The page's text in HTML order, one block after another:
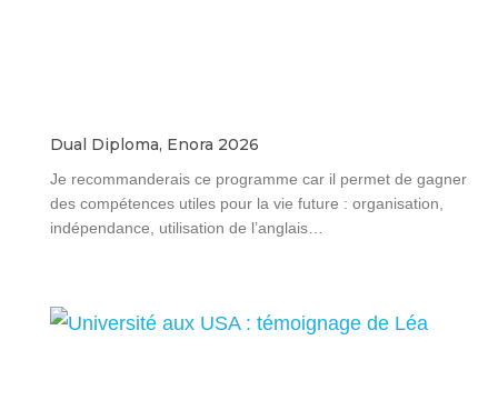
Dual Diploma, Enora 2026
Je recommanderais ce programme car il permet de gagner
des compétences utiles pour la vie future : organisation,
indépendance, utilisation de l’anglais…